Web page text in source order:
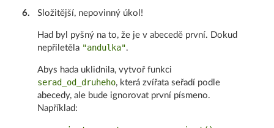
6. Složitější, nepovinný úkol!
Had byl pyšný na to, že je v abecedě první. Dokud
nepřiletěla "andulka".
Abys hada uklidnila, vytvoř funkci
serad_od_druheho, která zvířata seřadí podle
abecedy, ale bude ignorovat první písmeno.
Například: